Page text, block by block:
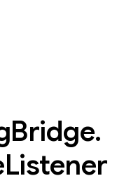
Bridge.
Listener